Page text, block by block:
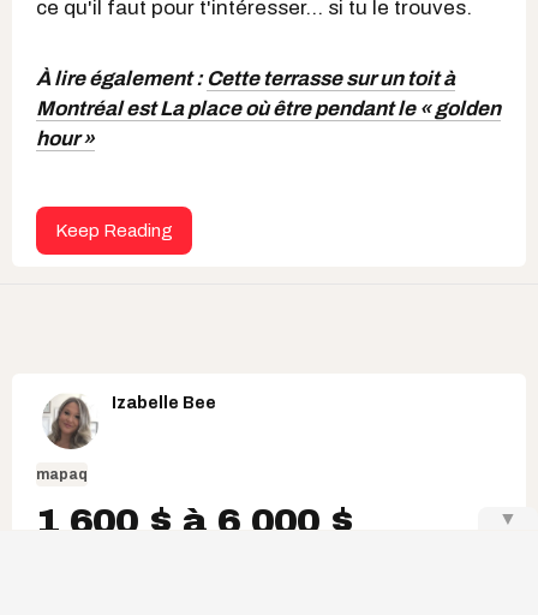
ce qu'il faut pour t'intéresser... si tu le trouves.
À lire également : Cette terrasse sur un toit à
Montréal est La place où être pendant le « golden
hour »
Keep Reading
Izabelle Bee
mapaq
1 600 $ à 6 000 $
▼